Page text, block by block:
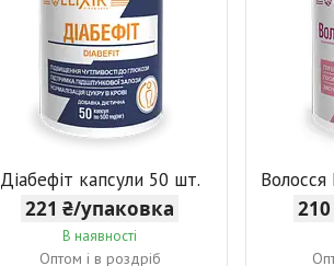
Діабефіт капсули 50 шт.
221 ₴/упаковка
В наявності
Оптом і в роздріб
Волосся